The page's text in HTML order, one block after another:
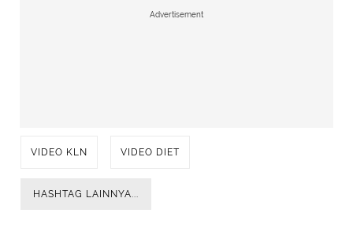
Advertisement
VIDEO KLN VIDEO DIET
HASHTAG LAINNYA...